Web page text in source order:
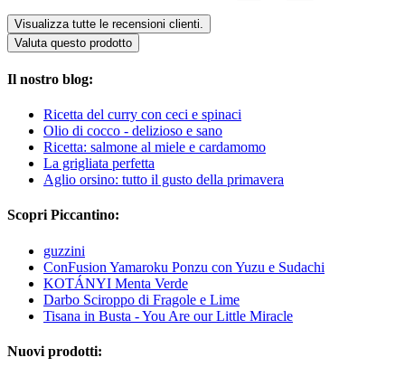
Visualizza tutte le recensioni clienti.
Valuta questo prodotto
Il nostro blog:
Ricetta del curry con ceci e spinaci
Olio di cocco - delizioso e sano
Ricetta: salmone al miele e cardamomo
La grigliata perfetta
Aglio orsino: tutto il gusto della primavera
Scopri Piccantino:
guzzini
ConFusion Yamaroku Ponzu con Yuzu e Sudachi
KOTÁNYI Menta Verde
Darbo Sciroppo di Fragole e Lime
Tisana in Busta - You Are our Little Miracle
Nuovi prodotti: